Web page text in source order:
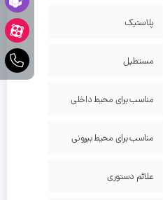
پلاستیک
مستطیل
مناسب برای محیط داخلی
مناسب برای محیط بیرونی
علائم دستوری